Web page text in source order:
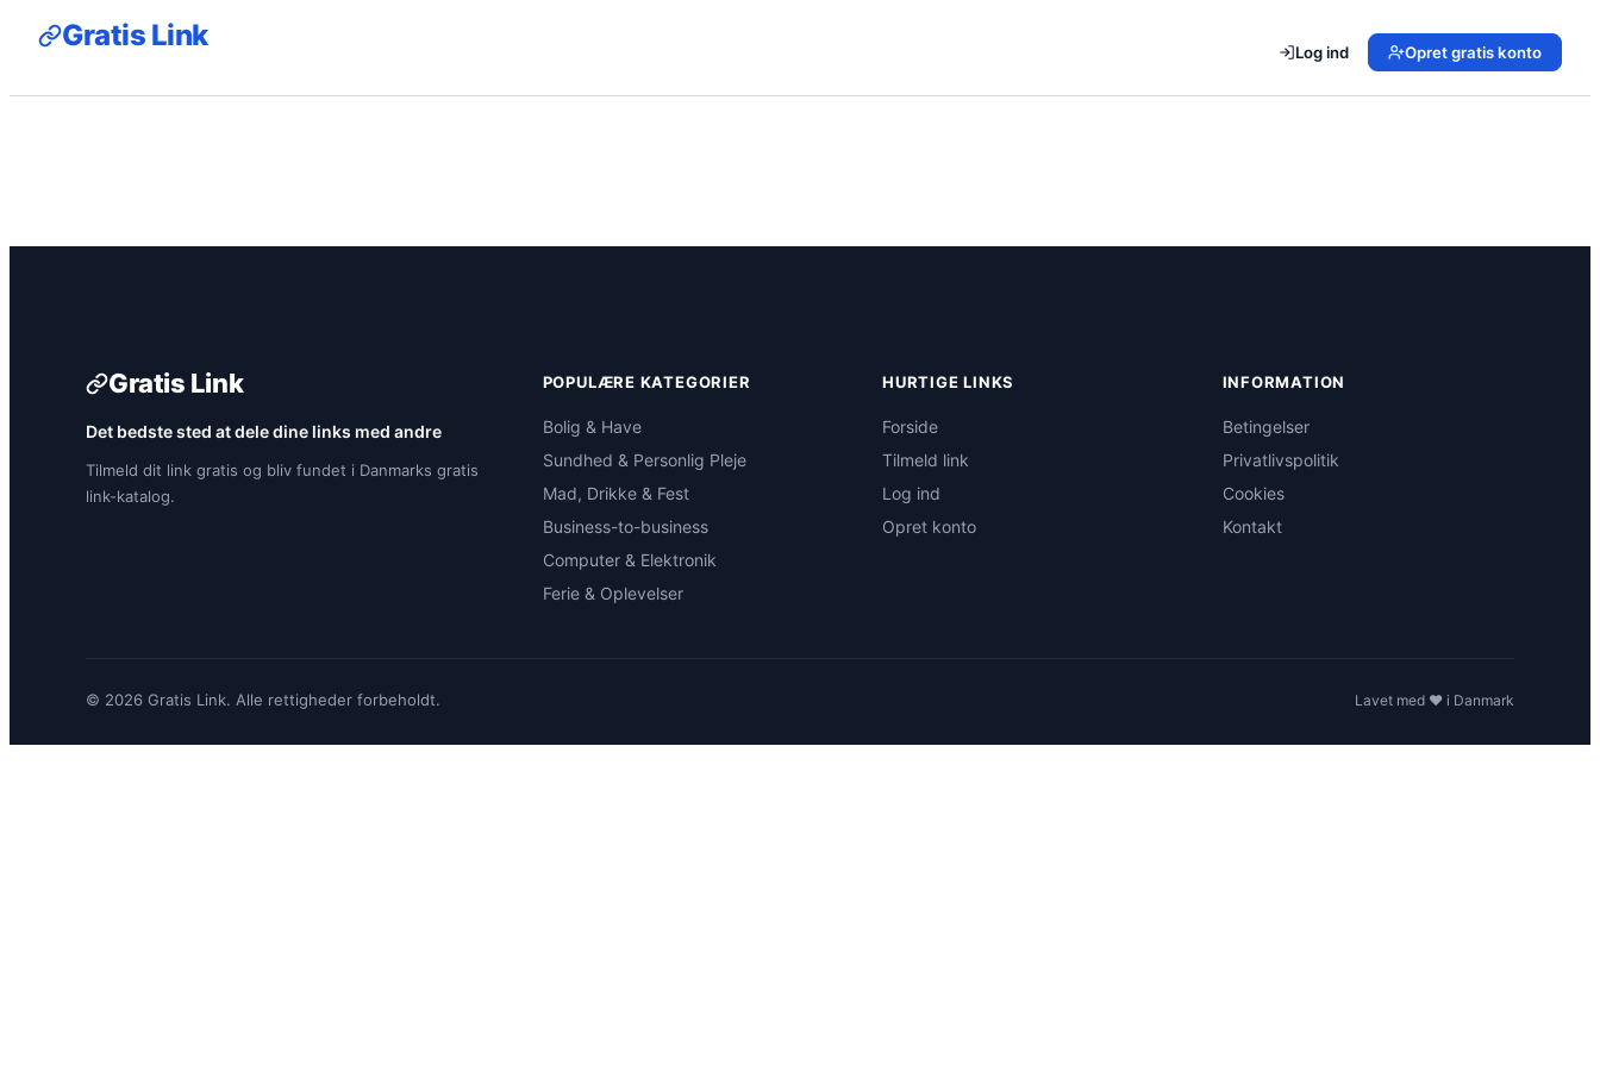
Gratis Link Log ind Opret gratis konto
Gratis Link
Det bedste sted at dele dine links med andre
Tilmeld dit link gratis og bliv fundet i Danmarks gratis
link-katalog.
POPULÆRE KATEGORIER
Bolig & Have
Sundhed & Personlig Pleje
Mad, Drikke & Fest
Business-to-business
Computer & Elektronik
Ferie & Oplevelser
HURTIGE LINKS
Forside
Tilmeld link
Log ind
Opret konto
INFORMATION
Betingelser
Privatlivspolitik
Cookies
Kontakt
© 2026 Gratis Link. Alle rettigheder forbeholdt. Lavet med ❤️ i Danmark